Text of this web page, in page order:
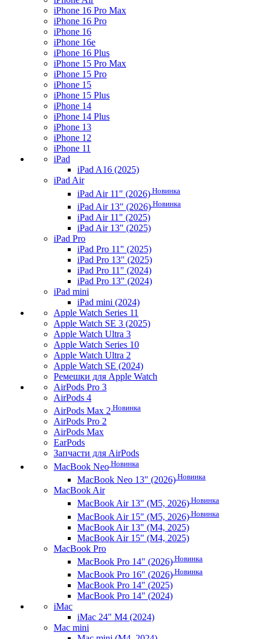
iPhone 16 Pro Max
iPhone 16 Pro
iPhone 16
iPhone 16e
iPhone 16 Plus
iPhone 15 Pro Max
iPhone 15 Pro
iPhone 15
iPhone 15 Plus
iPhone 14
iPhone 14 Plus
iPhone 13
iPhone 12
iPhone 11
iPad
iPad A16 (2025)
iPad Air
iPad Air 11" (2026) Новинка
iPad Air 13" (2026) Новинка
iPad Air 11" (2025)
iPad Air 13" (2025)
iPad Pro
iPad Pro 11" (2025)
iPad Pro 13" (2025)
iPad Pro 11" (2024)
iPad Pro 13" (2024)
iPad mini
iPad mini (2024)
Apple Watch Series 11
Apple Watch SE 3 (2025)
Apple Watch Ultra 3
Apple Watch Series 10
Apple Watch Ultra 2
Apple Watch SE (2024)
Ремешки для Apple Watch
AirPods Pro 3
AirPods 4
AirPods Max 2 Новинка
AirPods Pro 2
AirPods Max
EarPods
Запчасти для AirPods
MacBook Neo Новинка
MacBook Neo 13" (2026) Новинка
MacBook Air
MacBook Air 13" (M5, 2026) Новинка
MacBook Air 15" (M5, 2026) Новинка
MacBook Air 13" (M4, 2025)
MacBook Air 15" (M4, 2025)
MacBook Pro
MacBook Pro 14" (2026) Новинка
MacBook Pro 16" (2026) Новинка
MacBook Pro 14" (2025)
MacBook Pro 14" (2024)
iMac
iMac 24" M4 (2024)
Mac mini